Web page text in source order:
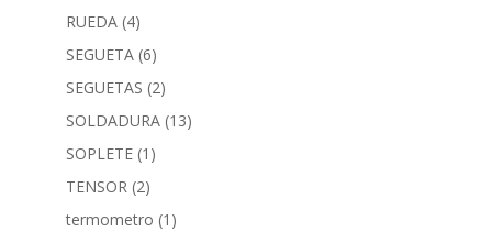
RUEDA (4)
SEGUETA (6)
SEGUETAS (2)
SOLDADURA (13)
SOPLETE (1)
TENSOR (2)
termometro (1)